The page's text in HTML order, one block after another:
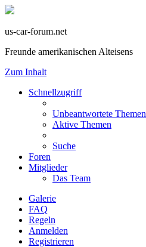
us-car-forum.net
Freunde amerikanischen Alteisens
Zum Inhalt
Schnellzugriff
Unbeantwortete Themen
Aktive Themen
Suche
Foren
Mitglieder
Das Team
Galerie
FAQ
Regeln
Anmelden
Registrieren